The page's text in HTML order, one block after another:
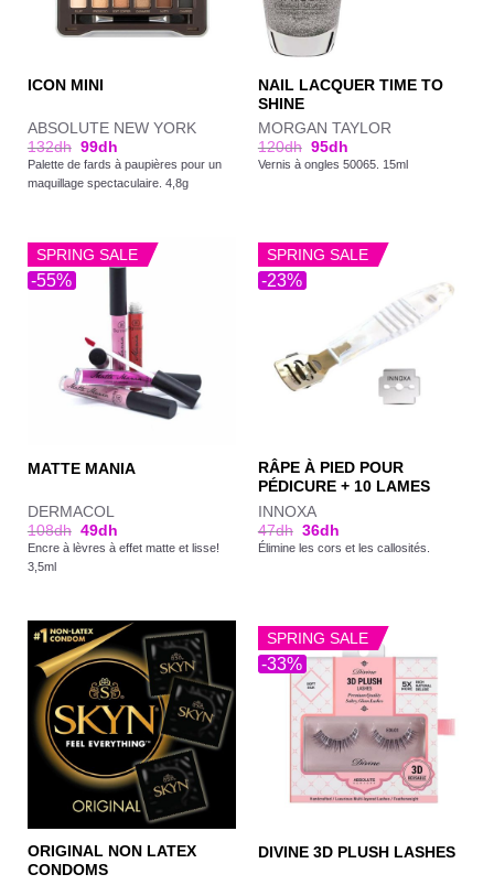
ICON MINI
ABSOLUTE NEW YORK
132dh 99dh
Palette de fards à paupières pour un
maquillage spectaculaire. 4,8g
NAIL LACQUER TIME TO
SHINE
MORGAN TAYLOR
120dh 95dh
Vernis à ongles 50065. 15ml
-55%
SPRING SALE
MATTE MANIA
DERMACOL
108dh 49dh
Encre à lèvres à effet matte et lisse!
3,5ml
-23%
SPRING SALE
RÂPE À PIED POUR
PÉDICURE + 10 LAMES
INNOXA
47dh 36dh
Élimine les cors et les callosités.
ORIGINAL NON LATEX
CONDOMS
-33%
SPRING SALE
DIVINE 3D PLUSH LASHES